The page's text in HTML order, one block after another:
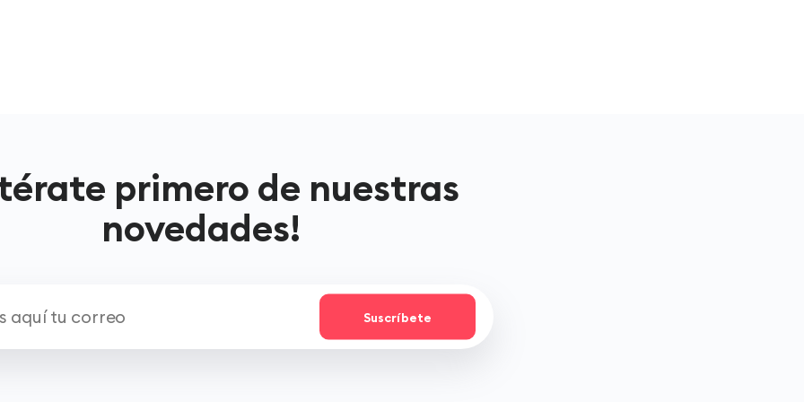
primero de nuestras
novedades!
Suscríbete